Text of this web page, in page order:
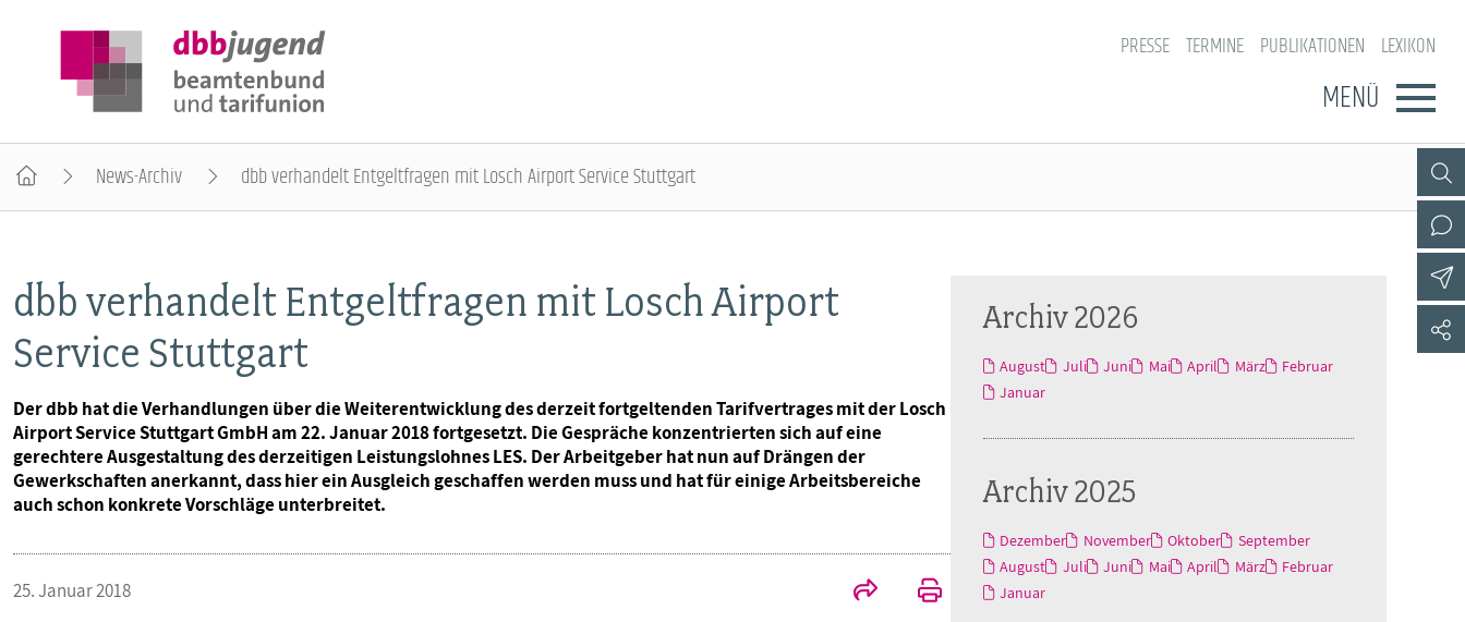
PRESSE TERMINE PUBLIKATIONEN LEXIKON
MENÜ
Gremien
Mitgliedsgewerkschaften
POSITIONEN
AUSBILDUNGSINFORMATIONEN
Jugend- und Auszubildendenvertretung
Jobkompass
INTERNATIONALES
VERANSTALTUNGEN UND SEMINARE
ÜBERBLICK
Bundesjugendtag
Ideencampus
MITGLIEDSCHAFT & SERVICE
Rechtsschutz
Vorteilswelt
News-Archiv dbb verhandelt Entgeltfragen mit Losch Airport Service Stuttgart
dbb verhandelt Entgeltfragen mit Losch Airport
Service Stuttgart
Der dbb hat die Verhandlungen über die Weiterentwicklung des derzeit fortgeltenden Tarifvertrages mit der Losch
Airport Service Stuttgart GmbH am 22. Januar 2018 fortgesetzt. Die Gespräche konzentrierten sich auf eine
gerechtere Ausgestaltung des derzeitigen Leistungslohnes LES. Der Arbeitgeber hat nun auf Drängen der
Gewerkschaften anerkannt, dass hier ein Ausgleich geschaffen werden muss und hat für einige Arbeitsbereiche
auch schon konkrete Vorschläge unterbreitet.
25. Januar 2018
Archiv 2026
August Juli Juni Mai April März
Februar
Januar
Archiv 2025
Dezember November Oktober
September
August
Juli Juni Mai April März
Februar
Januar